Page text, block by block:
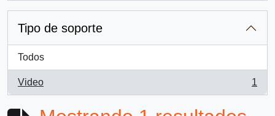
Tipo de soporte
Todos
Video
, 1 resultados
1